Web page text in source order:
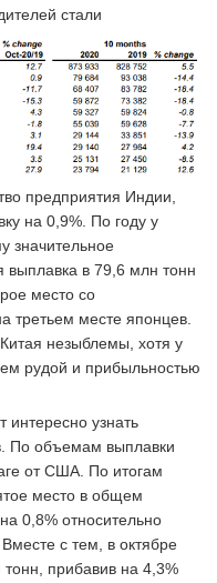
стали
предприятия Индии,
на 0,9%. По году у
значительное
выплавка в 79,6 млн тонн
место со
третьем месте японцев.
незыблемы, хотя у
рудой и прибыльностью
узнать
По объемам выплавки
от США. По итогам
место в общем
0,8% относительно
с тем, в октябре
прибавив на 4,3%